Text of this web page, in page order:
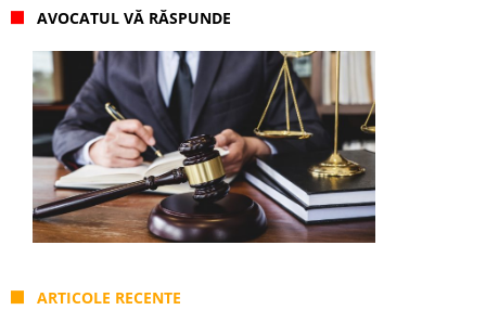
AVOCATUL VĂ RĂSPUNDE
ARTICOLE RECENTE